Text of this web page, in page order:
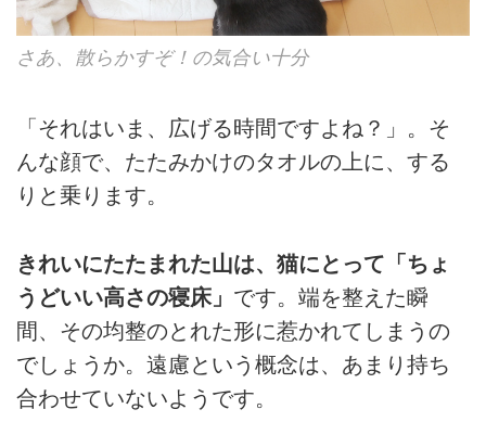
さあ、散らかすぞ！の気合い十分
「それはいま、広げる時間ですよね？」。そ
んな顔で、たたみかけのタオルの上に、する
りと乗ります。
きれいにたたまれた山は、猫にとって「ちょ
うどいい高さの寝床」 です。端を整えた瞬
間、その均整のとれた形に惹かれてしまうの
でしょうか。遠慮という概念は、あまり持ち
合わせていないようです。